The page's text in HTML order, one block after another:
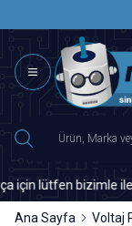
bizimle iletişime
Ana Sayfa Voltaj